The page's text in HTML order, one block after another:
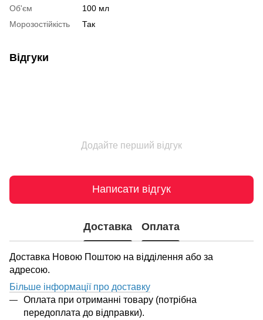
Об'єм
100 мл
Морозостійкість
Так
Відгуки
Додайте перший відгук
Написати відгук
Доставка Оплата
Доставка Новою Поштою на відділення або за
адресою.
Більше інформації про доставку
Оплата при отриманні товару (потрібна
передоплата до відправки).